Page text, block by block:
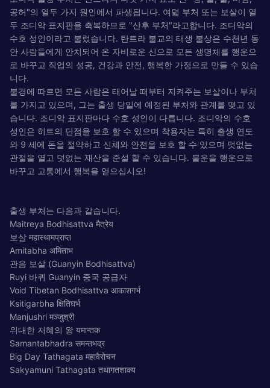
공허"의 열두 가지 원인에서 파생됩니다. 여덟 부처 또는 보살이 열
두 조디악 표지판을 축복하므로 "산후 부처"라고합니다. 조디악의
수호 성인이라고 불렀습니다. 탄트라 불교의 태생 불상은 수천년 동
안 사람들에게 안치되어 온 자비로운 신으로 모든 생명체를 행운으
로 바꾸고 직업의 성공, 건강과 안전, 행복한 가정으로 만들 수 있습
니다.
불경에 따르면 모든 사람은 태어날 때부터 지켜주는 보살이나 부처
를 가지고 있으며, 그는 출생 당일에 예정된 부처와 관계를 맺고 있
습니다. 조디악 표지판마다 수호 성인이 다릅니다. 조디악의 수호
성인은 히트의 단점을 보호 할 수 있으며 착용자는 특히 출생 연도
와 9 세에 돈을 절약하고 신체와 안전을 보호 할 수 있으며 덧없는
관절을 열고 덧없는 재산을 준설 할 수 있습니다. 불운을 행운으로
바꾸고 고통에서 행복을 얻으십시오!
출생 부처는 다음과 같습니다.
Maitreya Bodhisattva मैत्रेय
보살 महास्थामप्राप्त
Amitabha अमिताभ
관음 보살 (Guanyin Bodhisattva)
Ruyi 바퀴 Guanyin 중국 공급자
Void Tibetan Bodhisattva आकाशगर्भ
Ksitigarbha क्षितिघर्भ
Manjushri मञ्जुश्री
위대한 지혜의 왕 यमान्तक
Samantabhadra समन्तभद्र
Big Day Tathagata महावैरोचन
Sakyamuni Tathagata तथागतशाक्य